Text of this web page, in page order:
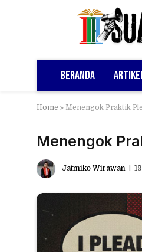
Beranda
Home » Menengok Praktik
Menengok
Jatmiko Wirawan